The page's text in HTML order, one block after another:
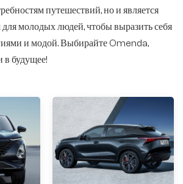
путешествий, но и является
молодых людей, чтобы выразить себя
и модой. Выбирайте Omenda,
в будущее!